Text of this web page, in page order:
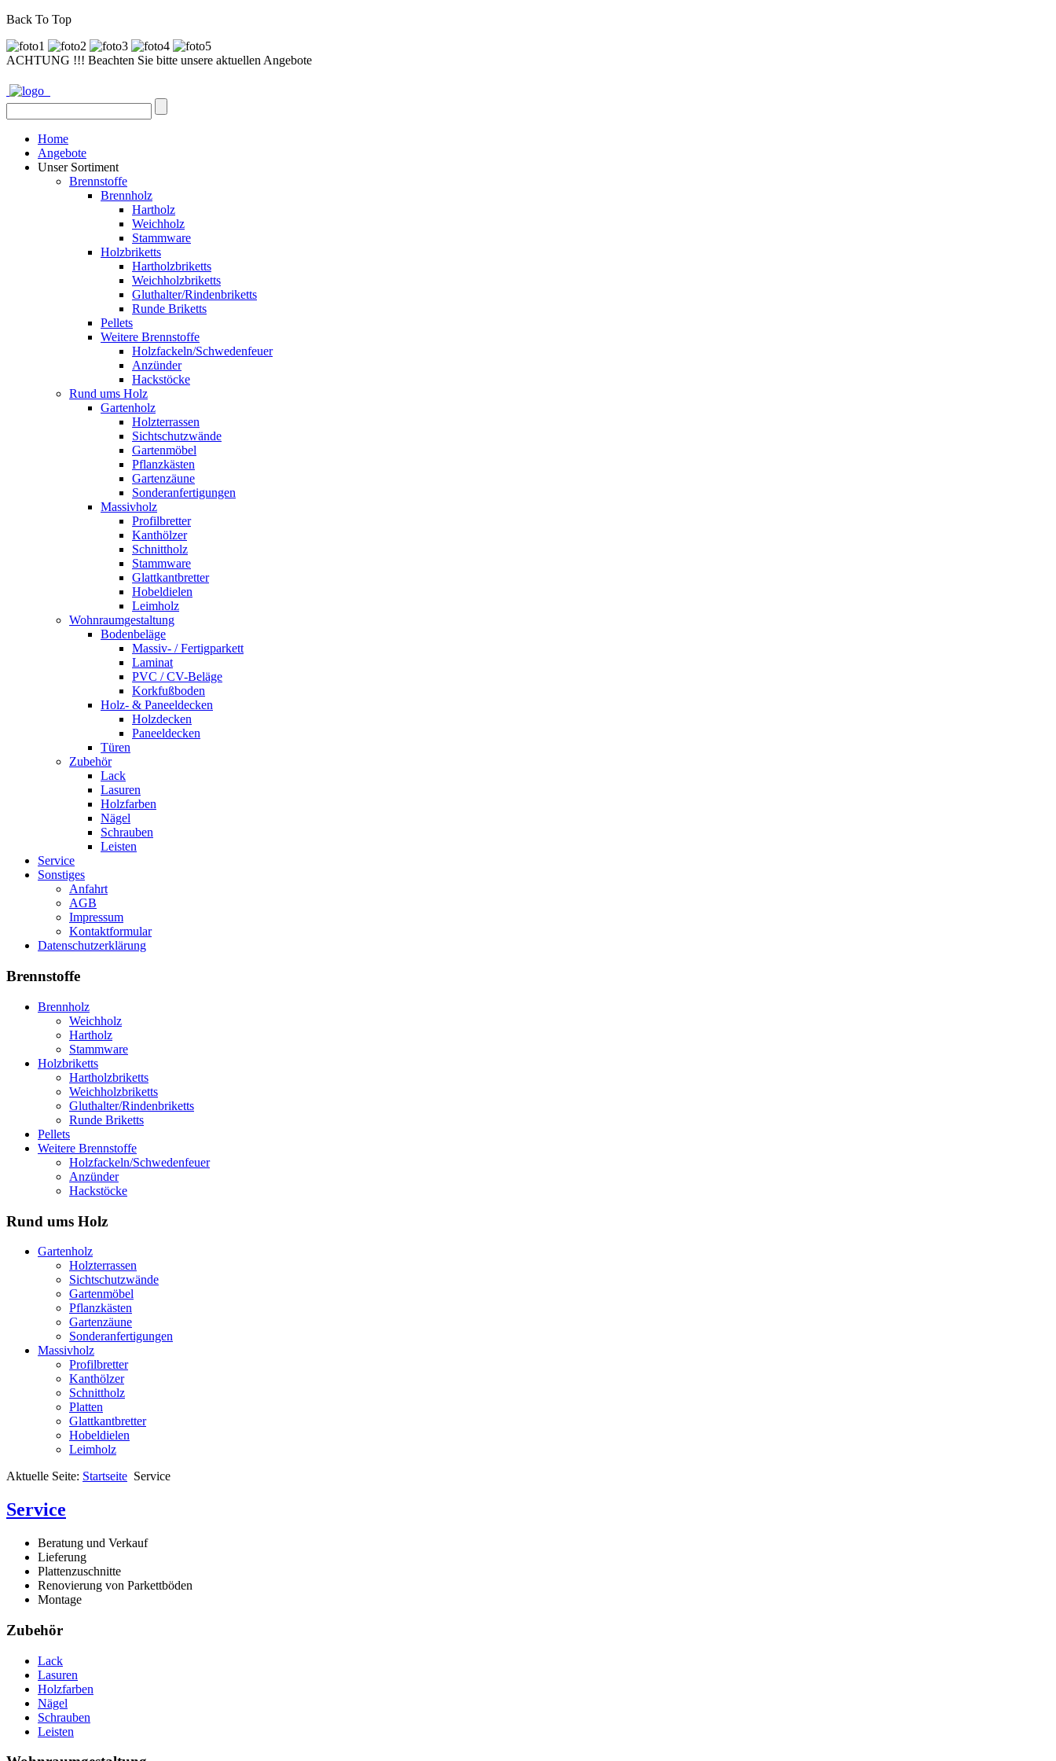
Back To Top
ACHTUNG !!! Beachten Sie bitte unsere aktuellen Angebote
Home
Angebote
Unser Sortiment
Brennstoffe
Brennholz
Hartholz
Weichholz
Stammware
Holzbriketts
Hartholzbriketts
Weichholzbriketts
Gluthalter/Rindenbriketts
Runde Briketts
Pellets
Weitere Brennstoffe
Holzfackeln/Schwedenfeuer
Anzünder
Hackstöcke
Rund ums Holz
Gartenholz
Holzterrassen
Sichtschutzwände
Gartenmöbel
Pflanzkästen
Gartenzäune
Sonderanfertigungen
Massivholz
Profilbretter
Kanthölzer
Schnittholz
Stammware
Glattkantbretter
Hobeldielen
Leimholz
Wohnraumgestaltung
Bodenbeläge
Massiv- / Fertigparkett
Laminat
PVC / CV-Beläge
Korkfußboden
Holz- & Paneeldecken
Holzdecken
Paneeldecken
Türen
Zubehör
Lack
Lasuren
Holzfarben
Nägel
Schrauben
Leisten
Service
Sonstiges
Anfahrt
AGB
Impressum
Kontaktformular
Datenschutzerklärung
Brennstoffe
Brennholz
Weichholz
Hartholz
Stammware
Holzbriketts
Hartholzbriketts
Weichholzbriketts
Gluthalter/Rindenbriketts
Runde Briketts
Pellets
Weitere Brennstoffe
Holzfackeln/Schwedenfeuer
Anzünder
Hackstöcke
Rund ums Holz
Gartenholz
Holzterrassen
Sichtschutzwände
Gartenmöbel
Pflanzkästen
Gartenzäune
Sonderanfertigungen
Massivholz
Profilbretter
Kanthölzer
Schnittholz
Platten
Glattkantbretter
Hobeldielen
Leimholz
Aktuelle Seite: Startseite Service
Service
Beratung und Verkauf
Lieferung
Plattenzuschnitte
Renovierung von Parkettböden
Montage
Zubehör
Lack
Lasuren
Holzfarben
Nägel
Schrauben
Leisten